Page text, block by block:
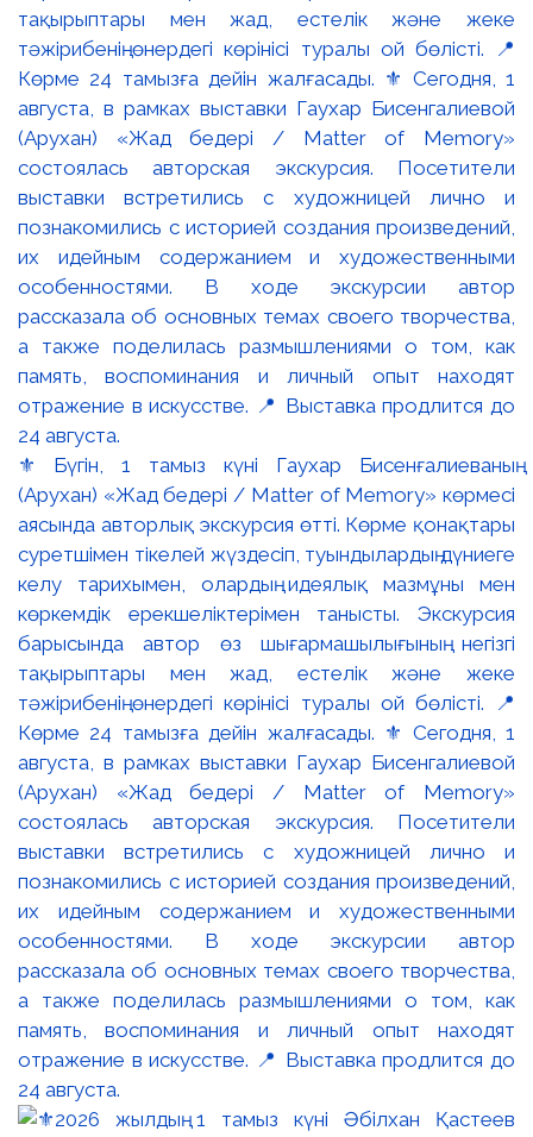
⚜️ Бүгін, 1 тамыз күні Гаухар Бисенғалиеваның
(Арухан) «Жад бедері / Matter of Memory» көрмесі
аясында авторлық экскурсия өтті. Көрме қонақтары
суретшімен тікелей жүздесіп, туындылардың дүниеге
келу тарихымен, олардың идеялық мазмұны мен
көркемдік ерекшеліктерімен танысты. Экскурсия
барысында автор өз шығармашылығының негізгі
тақырыптары мен жад, естелік және жеке
тәжірибенің өнердегі көрінісі туралы ой бөлісті. 📍
Көрме 24 тамызға дейін жалғасады. ⚜️ Сегодня, 1
августа, в рамках выставки Гаухар Бисенгалиевой
(Арухан) «Жад бедері / Matter of Memory»
состоялась авторская экскурсия. Посетители
выставки встретились с художницей лично и
познакомились с историей создания произведений,
их идейным содержанием и художественными
особенностями. В ходе экскурсии автор
рассказала об основных темах своего творчества,
а также поделилась размышлениями о том, как
память, воспоминания и личный опыт находят
отражение в искусстве. 📍 Выставка продлится до
24 августа.